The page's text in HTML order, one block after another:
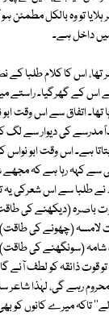
تو وہ بالکل مطمئن
میں داخل ہے۔
تھا، اس کا کلام طلبا
کے گھرگیا۔ راستے
تھا۔ اتفاق سے اس وقت
مدرسے کی دیوار سے لگ
ہے۔ اس وقت ابو نواس
سے کہہ رہا ہے کہ
طلبا سے اس شعرکی
باصرہ (دیکھنے کی
لامسہ (چھونے کی
شامہ (سونگھنے کی
قوت ذائقہ کو لطف آئے
رہے گی، لہٰذا شاعر
تاکہ میرے کانوں کو